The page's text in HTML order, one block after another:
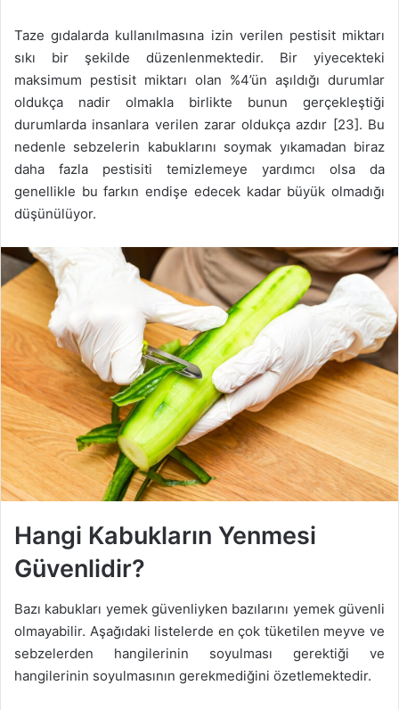
Taze gıdalarda kullanılmasına izin verilen pestisit miktarı
sıkı bir şekilde düzenlenmektedir. Bir yiyecekteki
maksimum pestisit miktarı olan %4’ün aşıldığı durumlar
oldukça nadir olmakla birlikte bunun gerçekleştiği
durumlarda insanlara verilen zarar oldukça azdır [23]. Bu
nedenle sebzelerin kabuklarını soymak yıkamadan biraz
daha fazla pestisiti temizlemeye yardımcı olsa da
genellikle bu farkın endişe edecek kadar büyük olmadığı
düşünülüyor.
Hangi Kabukların Yenmesi
Güvenlidir?
Bazı kabukları yemek güvenliyken bazılarını yemek güvenli
olmayabilir. Aşağıdaki listelerde en çok tüketilen meyve ve
sebzelerden hangilerinin soyulması gerektiği ve
hangilerinin soyulmasının gerekmediğini özetlemektedir.